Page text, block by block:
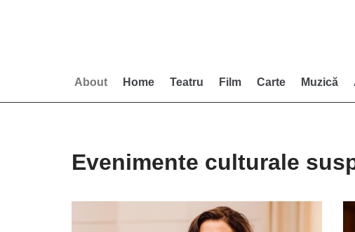
About Home Teatru Film Carte Muzică
Evenimente culturale